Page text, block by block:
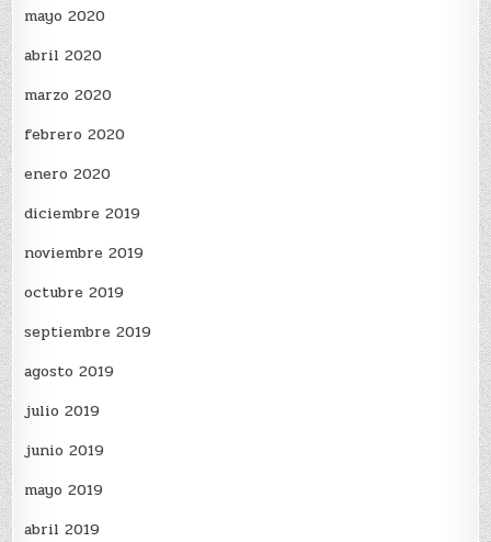
mayo 2020
abril 2020
marzo 2020
febrero 2020
enero 2020
diciembre 2019
noviembre 2019
octubre 2019
septiembre 2019
agosto 2019
julio 2019
junio 2019
mayo 2019
abril 2019